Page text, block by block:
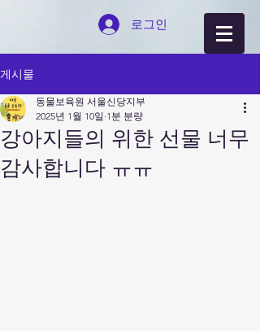
로그인
게시물
강아지들의 위한 선물 너무
감사합니다 ㅠㅠ
동물보육원 서울신당지부
2025년 1월 10일 1분 분량